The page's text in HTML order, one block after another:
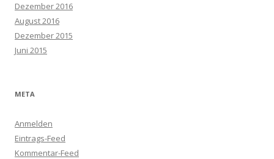
Dezember 2016
August 2016
Dezember 2015
Juni 2015
META
Anmelden
Eintrags-Feed
Kommentar-Feed